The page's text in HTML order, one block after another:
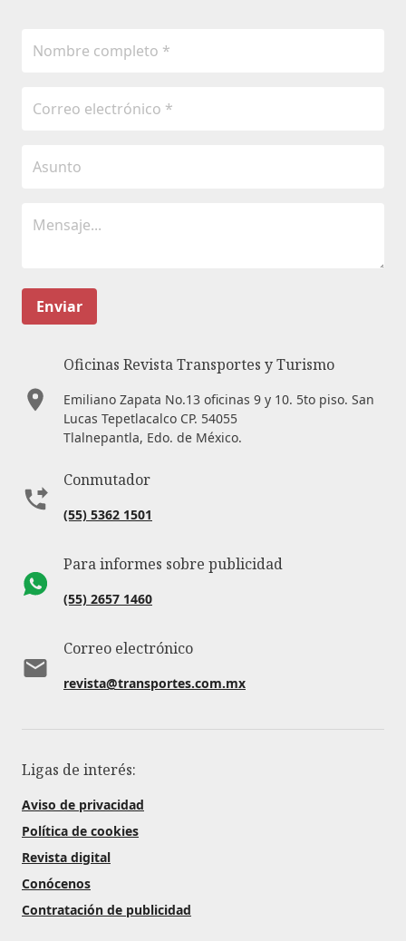
Enviar
Oficinas Revista Transportes y Turismo
Emiliano Zapata No.13 oficinas 9 y 10. 5to piso. San
Lucas Tepetlacalco CP. 54055
Tlalnepantla, Edo. de México.
Conmutador
(55) 5362 1501
Para informes sobre publicidad
(55) 2657 1460
Correo electrónico
revista@transportes.com.mx
Ligas de interés:
Aviso de privacidad
Política de cookies
Revista digital
Conócenos
Contratación de publicidad